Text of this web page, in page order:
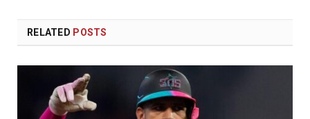
RELATED POSTS